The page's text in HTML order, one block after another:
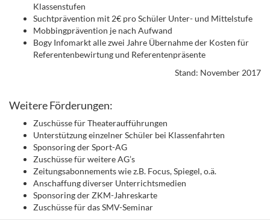
Klassenstufen
Suchtprävention mit 2€ pro Schüler Unter- und Mittelstufe
Mobbingprävention je nach Aufwand
Bogy Infomarkt alle zwei Jahre Übernahme der Kosten für
Referentenbewirtung und Referentenpräsente
Stand: November 2017
Weitere Förderungen:
Zuschüsse für Theateraufführungen
Unterstützung einzelner Schüler bei Klassenfahrten
Sponsoring der Sport-AG
Zuschüsse für weitere AG’s
Zeitungsabonnements wie z.B. Focus, Spiegel, o.ä.
Anschaffung diverser Unterrichtsmedien
Sponsoring der ZKM-Jahreskarte
Zuschüsse für das SMV-Seminar